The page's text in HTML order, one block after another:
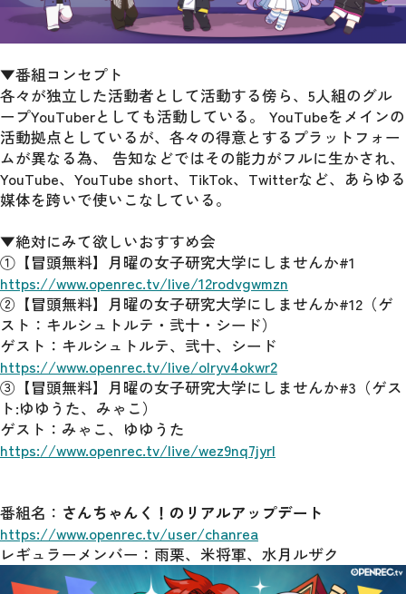
▼番組コンセプト
各々が独立した活動者として活動する傍ら、5人組のグル
ープYouTuberとしても活動している。 YouTubeをメインの
活動拠点としているが、各々の得意とするプラットフォー
ムが異なる為、 告知などではその能力がフルに生かされ、
YouTube、YouTube short、TikTok、Twitterなど、あらゆる
媒体を跨いで使いこなしている。
▼絶対にみて欲しいおすすめ会
①【冒頭無料】月曜の女子研究大学にしませんか#1
https://www.openrec.tv/live/12rodvgwmzn
②【冒頭無料】月曜の女子研究大学にしませんか#12（ゲ
スト：キルシュトルテ・弐十・シード）
ゲスト：キルシュトルテ、弐十、シード
https://www.openrec.tv/live/olryv4okwr2
③【冒頭無料】月曜の女子研究大学にしませんか#3（ゲス
ト:ゆゆうた、みゃこ）
ゲスト：みゃこ、ゆゆうた
https://www.openrec.tv/live/wez9nq7jyrl
番組名： さんちゃんく！のリアルアップデート
https://www.openrec.tv/user/chanrea
レギュラーメンバー：雨栗、米将軍、水月ルザク